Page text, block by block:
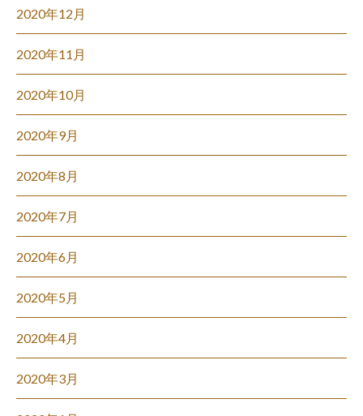
2020年12月
2020年11月
2020年10月
2020年9月
2020年8月
2020年7月
2020年6月
2020年5月
2020年4月
2020年3月